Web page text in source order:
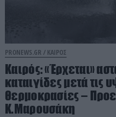
PRONEWS.GR / ΚΑΙΡΟΣ
Καιρός: «Έρχεται»
καταιγίδες μετά τις
θερμοκρασίες –
Κ.Μαρουσάκη